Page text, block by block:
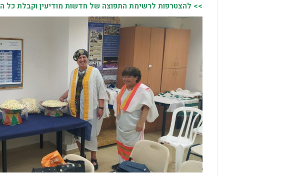
>> להצטרפות לרשימת התפוצה של חדשות מודיעין וקבלת כל